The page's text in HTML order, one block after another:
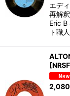
エデ
再解
Eric B
ト職
[
2,080